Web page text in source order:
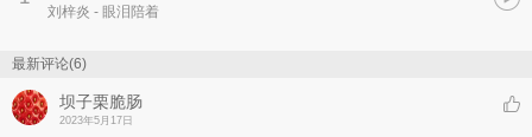
刘梓炎 - 眼泪陪着
最新评论(6)
坝子栗脆肠
2023年5月17日